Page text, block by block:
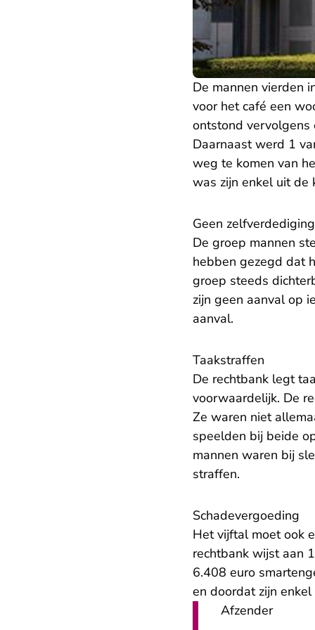
De mannen vierden
voor het café een
ontstond vervolgens
Daarnaast werd 1
weg te komen van
was zijn enkel uit de
Geen zelfverdediging
De groep mannen
hebben gezegd dat
groep steeds
zijn geen aanval op
aanval.
Taakstraffen
De rechtbank legt
voorwaardelijk. De
Ze waren niet
speelden bij beide
mannen waren bij
straffen.
Schadevergoeding
Het vijftal moet ook
rechtbank wijst aan
6.408 euro
en doordat zijn
Afzender